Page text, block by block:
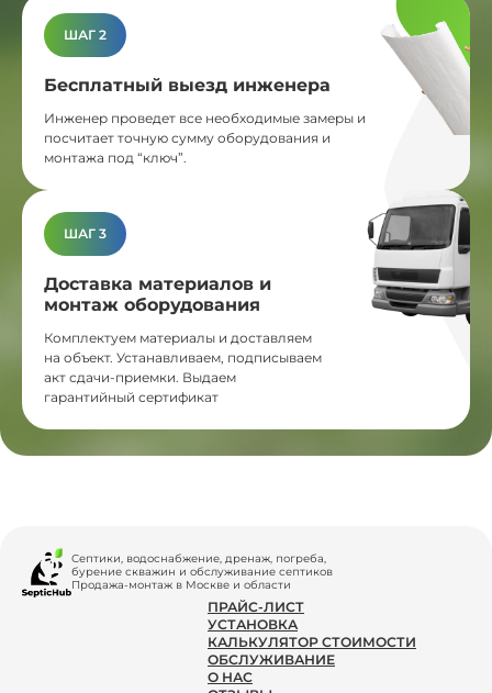
ШАГ 2
Бесплатный выезд инженера
Инженер проведет все необходимые замеры и
посчитает точную сумму оборудования и
монтажа под “ключ”.
ШАГ 3
Доставка материалов и
монтаж оборудования
Комплектуем материалы и доставляем
на объект. Устанавливаем, подписываем
акт сдачи-приемки. Выдаем
гарантийный сертификат
Септики, водоснабжение, дренаж, погреба,
бурение скважин и обслуживание септиков
Продажа-монтаж в Москве и области
ПРАЙС-ЛИСТ
УСТАНОВКА
КАЛЬКУЛЯТОР СТОИМОСТИ
ОБСЛУЖИВАНИЕ
О НАС